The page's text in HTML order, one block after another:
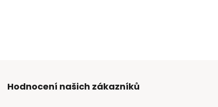
Hodnocení našich zákazníků